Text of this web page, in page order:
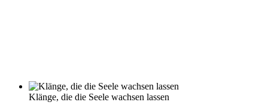
Klänge, die die Seele wachsen lassen